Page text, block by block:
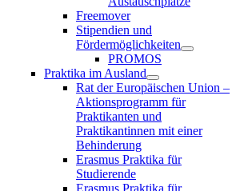
Freemover
Stipendien und
Fördermöglichkeiten
PROMOS
Praktika im Ausland
Rat der Europäischen Union –
Aktionsprogramm für
Praktikanten und
Praktikantinnen mit einer
Behinderung
Erasmus Praktika für
Studierende
Erasmus Praktika für